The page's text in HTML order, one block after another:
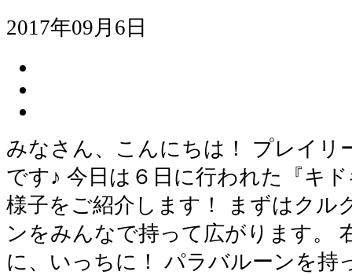
2017年09月6日
みなさん、こんにちは！ プレイリ
です♪ 今日は６日に行われた『キ
様子をご紹介します！ まずはクル
ンをみんなで持って広がります。
に、いっちに！ パラバルーンを持